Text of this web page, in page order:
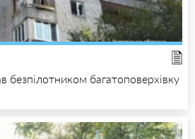
безпілотником багатоповерхівку